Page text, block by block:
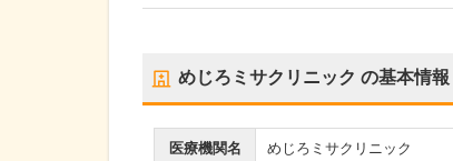
めじろミサクリニック の基本情報
医療機関名 めじろミサクリニック